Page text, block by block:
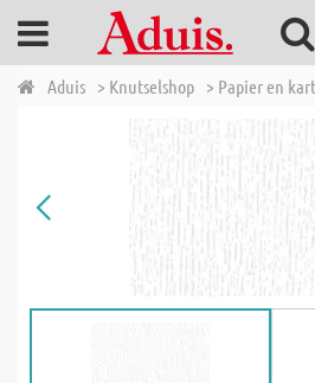
Aduis > Knutselshop > Papier en